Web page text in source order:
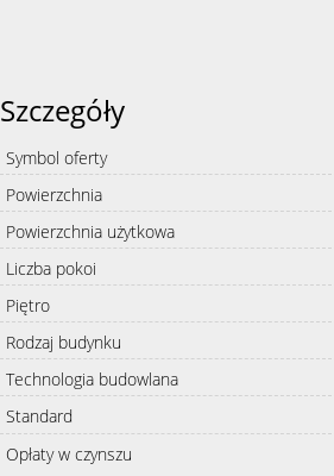
Szczegóły
Symbol oferty
Powierzchnia
Powierzchnia użytkowa
Liczba pokoi
Piętro
Rodzaj budynku
Technologia budowlana
Standard
Opłaty w czynszu